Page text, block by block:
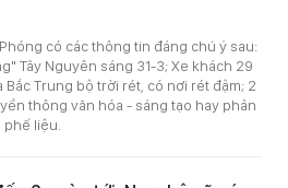
có các thông tin đáng chú ý sau:
Tây Nguyên sáng 31-3; Xe khách 29
Trung bộ trời rét, có nơi rét đậm; 2
thông văn hóa - sáng tạo hay phản
liệu.